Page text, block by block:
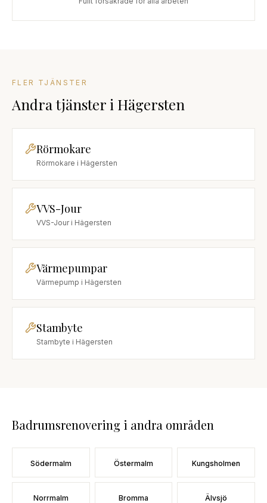
FLER TJÄNSTER
Andra tjänster i Hägersten
Rörmokare
Rörmokare i Hägersten
VVS-Jour
VVS-Jour i Hägersten
Värmepumpar
Värmepump i Hägersten
Stambyte
Stambyte i Hägersten
Badrumsrenovering i andra områden
Södermalm Östermalm Kungsholmen
Norrmalm Bromma Älvsjö